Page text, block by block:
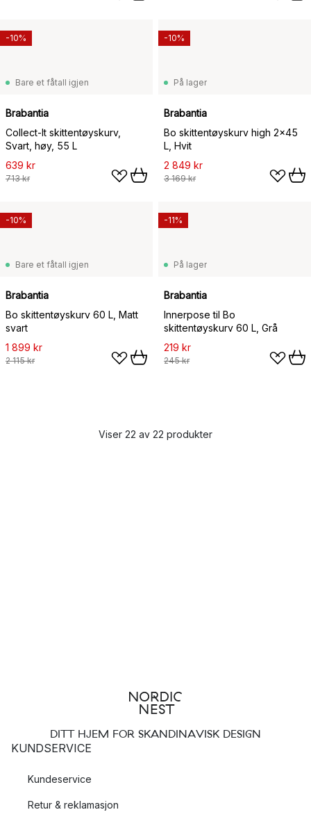
Bare et fåtall igjen
Brabantia
Collect-It skittentøyskurv,
Svart, høy, 55 L
639 kr
713 kr
-10%
På lager
Brabantia
Bo skittentøyskurv high 2x45
L, Hvit
2 849 kr
3 169 kr
-10%
Bare et fåtall igjen
Brabantia
Bo skittentøyskurv 60 L, Matt
svart
1 899 kr
2 115 kr
-10%
På lager
Brabantia
Innerpose til Bo
skittentøyskurv 60 L, Grå
219 kr
245 kr
-11%
Viser 22 av 22 produkter
DITT HJEM FOR SKANDINAVISK DESIGN
KUNDSERVICE
Kundeservice
Retur & reklamasjon